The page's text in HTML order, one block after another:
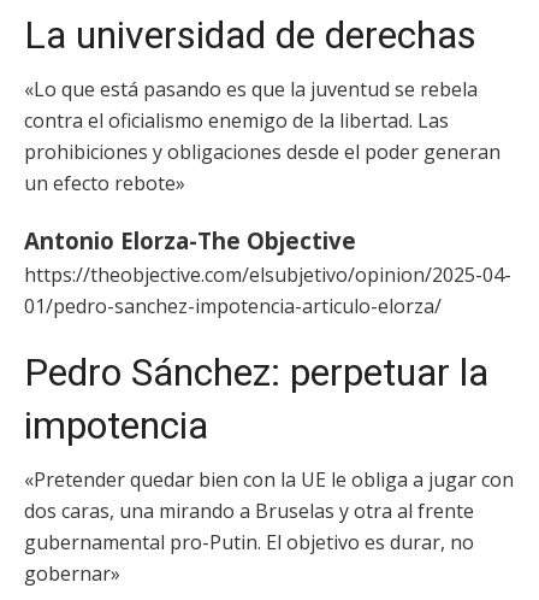
La universidad de derechas
«Lo que está pasando es que la juventud se rebela
contra el oficialismo enemigo de la libertad. Las
prohibiciones y obligaciones desde el poder generan
un efecto rebote»
Antonio Elorza-The Objective
https://theobjective.com/elsubjetivo/opinion/2025-04-
01/pedro-sanchez-impotencia-articulo-elorza/
Pedro Sánchez: perpetuar la
impotencia
«Pretender quedar bien con la UE le obliga a jugar con
dos caras, una mirando a Bruselas y otra al frente
gubernamental pro-Putin. El objetivo es durar, no
gobernar»